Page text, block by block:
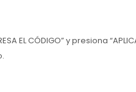
EL CÓDIGO” y presiona